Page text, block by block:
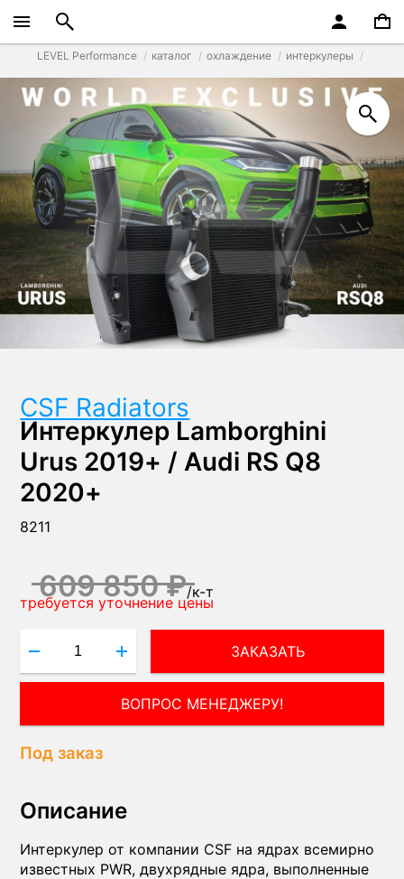
LEVEL Performance каталог охлаждение интеркулеры
CSF Radiators
Интеркулер Lamborghini
Urus 2019+ / Audi RS Q8
2020+
8211
609 850 ₽/к-т
требуется уточнение цены
ЗАКАЗАТЬ
ПОЛУЧИТЬ КОНСУЛЬТАЦИЮ ЭКСПЕРТА!
Под заказ
Описание
Интеркулер от компании CSF на ядрах всемирно
известных PWR, двухрядные ядра, выполненные